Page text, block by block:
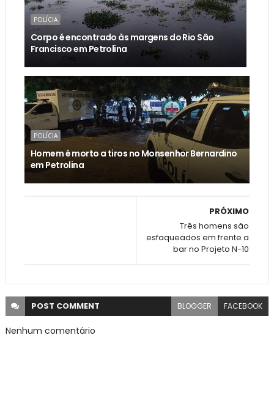
POLÍCIA
Corpo é encontrado às margens do Rio São
Francisco em Petrolina
POLÍCIA
Homem é morto a tiros no Monsenhor Bernardino
em Petrolina
PRÓXIMO
Três homens são
esfaqueados em frente a
bar no Projeto N-10
POST COMMENT BLOGGER FACEBOOK
Nenhum comentário